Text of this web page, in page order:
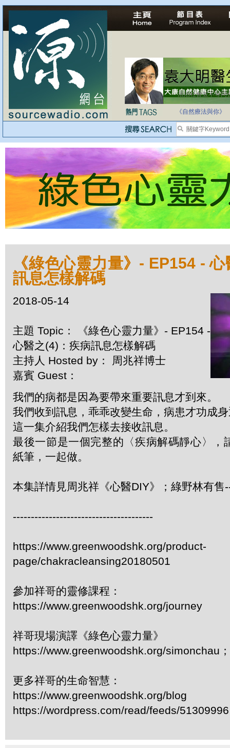
法治社會並不等同
自家教育合法化-
《自然療法與你》
《綠色心靈力量》- EP154 -
訊息怎樣解碼
2018-05-14
主題 Topic： 《綠色心靈力量》- EP154 -
心醫之(4)：疾病訊息怎樣解碼
主持人 Hosted by： 周兆祥博士
嘉賓 Guest：
我們的病都是因為要帶來重要訊息才到來。
我們收到訊息，乖乖改變生命，病患才功成
這一集介紹我們怎樣去接收訊息。
最後一節是一個完整的〈疾病解碼靜心〉，
紙筆，一起做。
本集詳情見周兆祥《心醫DIY》；綠野林有售
---------------------------------------
https://www.greenwoodshk.org/product-
page/chakracleansing20180501
參加祥哥的靈修課程：
https://www.greenwoodshk.org/journey
祥哥現場演譯《綠色心靈力量》
https://www.greenwoodshk.org/simonchau
更多祥哥的生命智慧：
https://www.greenwoodshk.org/blog
https://wordpress.com/read/feeds/51309996